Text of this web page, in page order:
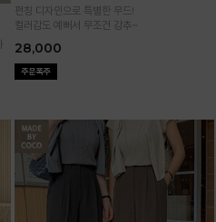
펀칭 디자인으로 특별한 무드!
컬러감도 예뻐서 무조건 강추~
28,000